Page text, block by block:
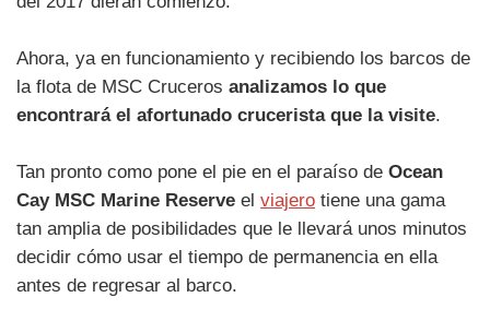
Ahora, ya en funcionamiento y recibiendo los barcos de
la flota de MSC Cruceros analizamos lo que
encontrará el afortunado crucerista que la visite.
Tan pronto como pone el pie en el paraíso de Ocean
Cay MSC Marine Reserve el viajero tiene una gama
tan amplia de posibilidades que le llevará unos minutos
decidir cómo usar el tiempo de permanencia en ella
antes de regresar al barco.